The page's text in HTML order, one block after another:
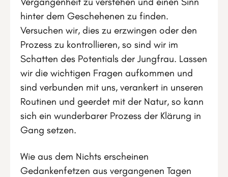
hinter dem Geschehenen zu finden.
Versuchen wir, dies zu erzwingen oder den
Prozess zu kontrollieren, so sind wir im
Schatten des Potentials der Jungfrau. Lassen
wir die wichtigen Fragen aufkommen und
sind verbunden mit uns, verankert in unseren
Routinen und geerdet mit der Natur, so kann
sich ein wunderbarer Prozess der Klärung in
Gang setzen.
Wie aus dem Nichts erscheinen
Gedankenfetzen aus vergangenen Tagen